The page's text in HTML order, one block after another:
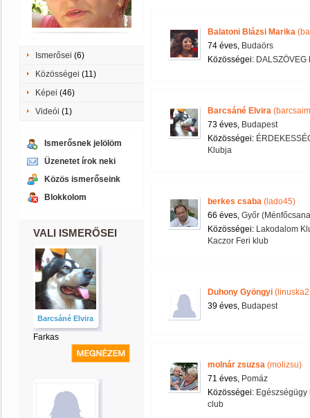
Ismerősei (6)
Közösségei (11)
Képei (46)
Videói (1)
Ismerősnek jelölöm
Üzenetet írok neki
Közös ismerőseink
Blokkolom
VALI ISMERŐSEI
Barcsáné Elvira
Farkas
Balatoni Blázsi Marika
74 éves, Budaörs
Közösségei: DALSZÖVEG
Barcsáné Elvira
73 éves, Budapest
Közösségei:
Klubja
berkes csaba (lado45)
66 éves, Győr
Közösségei: Lakodalom
Kaczor Feri klub
Duhony Gyöngyi
39 éves, Budapest
molnár zsuzsa (molizsu)
71 éves, Pomáz
Közösségei: Egészségügy
club